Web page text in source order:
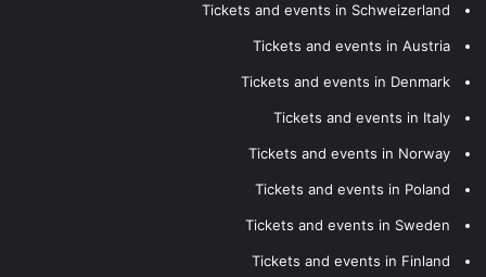
Tickets and events in Schweizerland
Tickets and events in Austria
Tickets and events in Denmark
Tickets and events in Italy
Tickets and events in Norway
Tickets and events in Poland
Tickets and events in Sweden
Tickets and events in Finland